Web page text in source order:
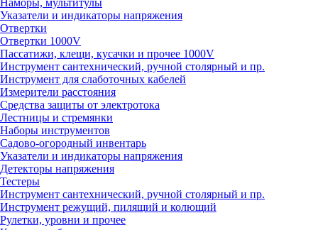
Наморы, мультитулы
Указатели и индикаторы напряжения
Отвертки
Отвертки 1000V
Пассатижи, клещи, кусачки и прочее 1000V
Инструмент сантехнический, ручной столярный и пр.
Инструмент для слаботочных кабелей
Измерители расстояния
Средства защиты от электротока
Лестницы и стремянки
Наборы инструментов
Садово-огородный инвентарь
Указатели и индикаторы напряжения
Детекторы напряжения
Тестеры
Инструмент сантехнический, ручной столярный и пр.
Инструмент режущий, пилящий и колющий
Рулетки, уровни и прочее